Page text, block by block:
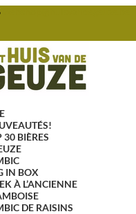
30 BIÈRES
IN BOX
À L’ANCIENNE
DE RAISINS